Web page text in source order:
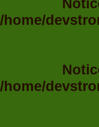
/home/
/home/